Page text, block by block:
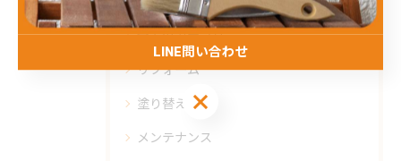
全てのカテゴリー
リフォーム
塗り替え
メンテナンス
LINE問い合わせ
LINE問い合わせ